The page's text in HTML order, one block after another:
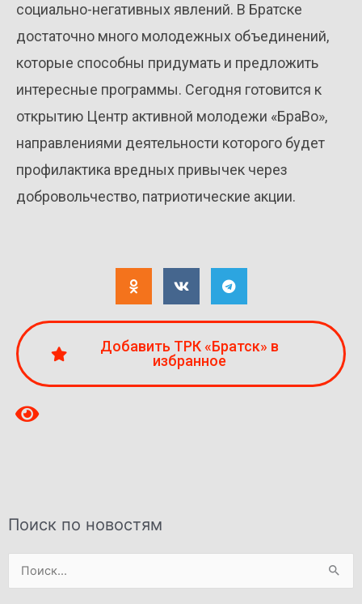
социально-негативных явлений. В Братске
достаточно много молодежных объединений,
которые способны придумать и предложить
интересные программы. Сегодня готовится к
открытию Центр активной молодежи «БраВо»,
направлениями деятельности которого будет
профилактика вредных привычек через
добровольчество, патриотические акции.
Добавить ТРК «Братск» в
избранное
Поиск по новостям
Поиск: